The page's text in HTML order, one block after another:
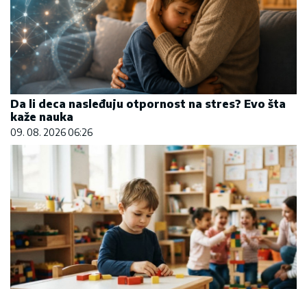
Da li deca nasleđuju otpornost na stres? Evo šta
kaže nauka
09. 08. 2026 06:26